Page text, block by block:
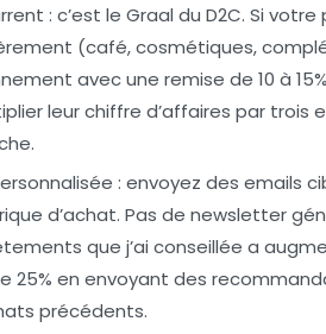
: c’est le Graal du D2C. Si
(café, cosmétiques,
avec une remise de 10 à
leur chiffre d’affaires par trois
: envoyez des emails
d’achat. Pas de newsletter
que j’ai conseillée a
25% en envoyant des
précédents.